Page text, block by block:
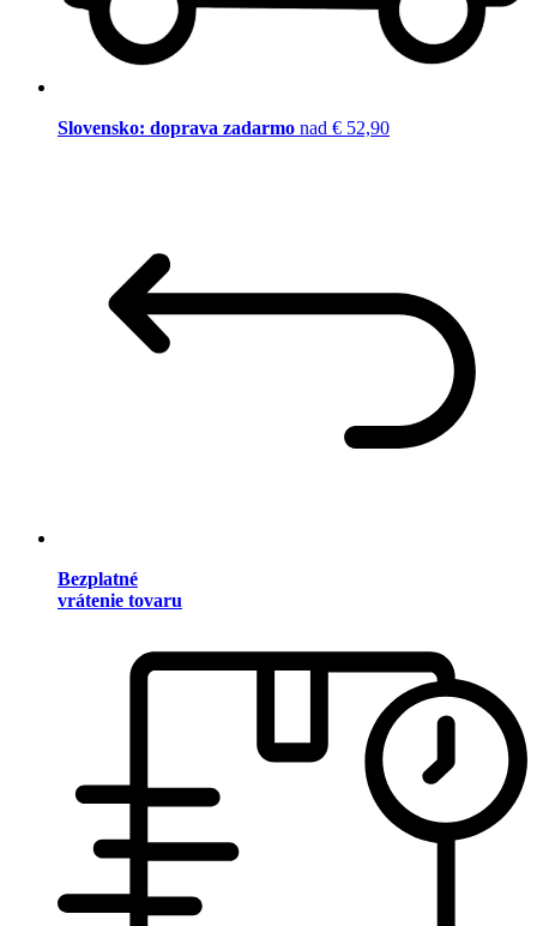
Slovensko: doprava zadarmo nad € 52,90
Bezplatné
vrátenie tovaru